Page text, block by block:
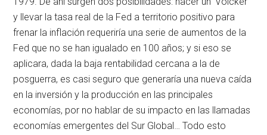
y llevar la tasa real de la Fed a territorio positivo para
frenar la inflación requeriría una serie de aumentos de la
Fed que no se han igualado en 100 años; y si eso se
aplicara, dada la baja rentabilidad cercana a la de
posguerra, es casi seguro que generaría una nueva caída
en la inversión y la producción en las principales
economías, por no hablar de su impacto en las llamadas
economías emergentes del Sur Global… Todo esto